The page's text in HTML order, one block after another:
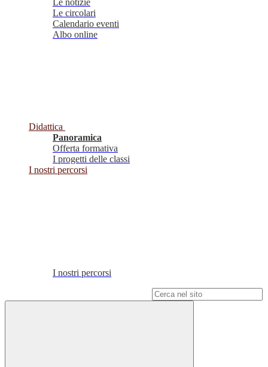
Le notizie
Le circolari
Calendario eventi
Albo online
Didattica
Panoramica
Offerta formativa
I progetti delle classi
I nostri percorsi
I nostri percorsi